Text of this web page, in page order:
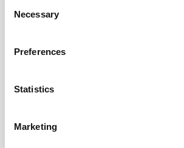
Selection
Necessary
Preferences
Statistics
Marketing
IM - GRÄVSKOPA HD